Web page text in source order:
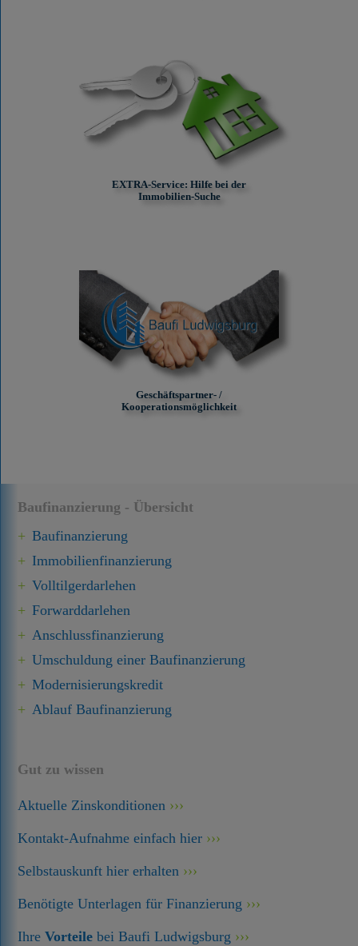
Baufinanzierung - Übersicht
Baufinanzierung
Immobilien­finanzierung
Volltilgerdarlehen
Forward­darlehen
Anschluss­finanzierung
Umschuldung einer Baufinanzierung
Modernisierungskredit
Ablauf Baufinanzierung
Gut zu wissen
Aktuelle Zinskonditionen
Kontakt-Aufnahme einfach hier
Selbstauskunft hier erhalten
Benötigte Unterlagen für Finanzierung
IhreVorteile bei Baufi Ludwigsburg
EXTRA-Service: Hilfe bei der
Immobilien-Suche
Geschäftspartner- /
Kooperationsmöglichkeit